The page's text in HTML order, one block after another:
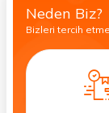
Neden Biz?
Bizleri tercih